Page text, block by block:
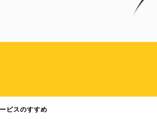
ビスのすすめ